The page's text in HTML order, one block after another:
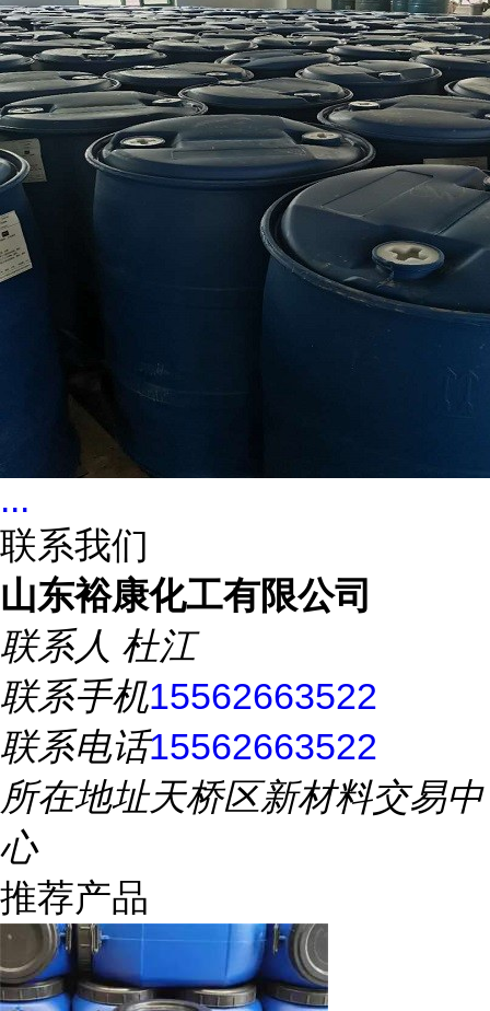
...
联系我们
山东裕康化工有限公司
联系人 杜江
联系手机15562663522
联系电话15562663522
所在地址天桥区新材料交易中
心
推荐产品